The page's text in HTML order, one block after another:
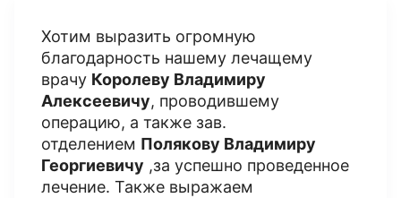
Хотим выразить огромную
благодарность нашему лечащему
врачу Королеву Владимиру
Алексеевичу, проводившему
операцию, а также зав.
отделением Полякову Владимиру
Георгиевичу ,за успешно проведенное
лечение. Также выражаем